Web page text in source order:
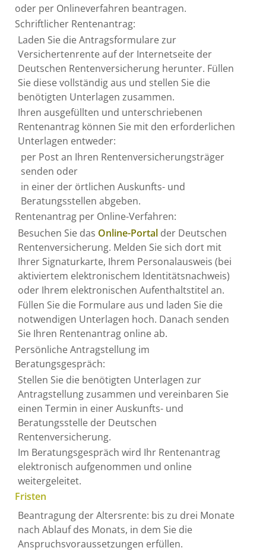
oder per Onlineverfahren beantragen.
Schriftlicher Rentenantrag:
Laden Sie die Antragsformulare zur
Versichertenrente auf der Internetseite der
Deutschen Rentenversicherung herunter. Füllen
Sie diese vollständig aus und stellen Sie die
benötigten Unterlagen zusammen.
Ihren ausgefüllten und unterschriebenen
Rentenantrag können Sie mit den erforderlichen
Unterlagen entweder:
per Post an Ihren Rentenversicherungsträger
senden oder
in einer der örtlichen Auskunfts- und
Beratungsstellen abgeben.
Rentenantrag per Online-Verfahren:
Besuchen Sie das Online-Portalder Deutschen
Rentenversicherung. Melden Sie sich dort mit
Ihrer Signaturkarte, Ihrem Personalausweis (bei
aktiviertem elektronischem Identitätsnachweis)
oder Ihrem elektronischen Aufenthaltstitel an.
Füllen Sie die Formulare aus und laden Sie die
notwendigen Unterlagen hoch. Danach senden
Sie Ihren Rentenantrag online ab.
Persönliche Antragstellung im
Beratungsgespräch:
Stellen Sie die benötigten Unterlagen zur
Antragstellung zusammen und vereinbaren Sie
einen Termin in einer Auskunfts- und
Beratungsstelle der Deutschen
Rentenversicherung.
Im Beratungsgespräch wird Ihr Rentenantrag
elektronisch aufgenommen und online
weitergeleitet.
Fristen
Beantragung der Altersrente: bis zu drei Monate
nach Ablauf des Monats, in dem Sie die
Anspruchsvoraussetzungen erfüllen.